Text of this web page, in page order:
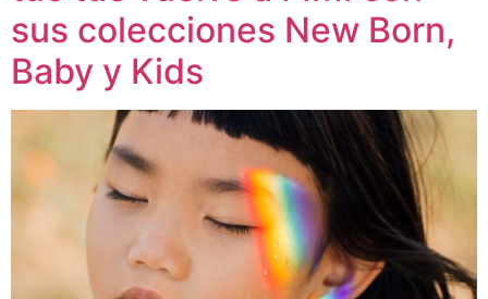
sus colecciones New Born,
Baby y Kids